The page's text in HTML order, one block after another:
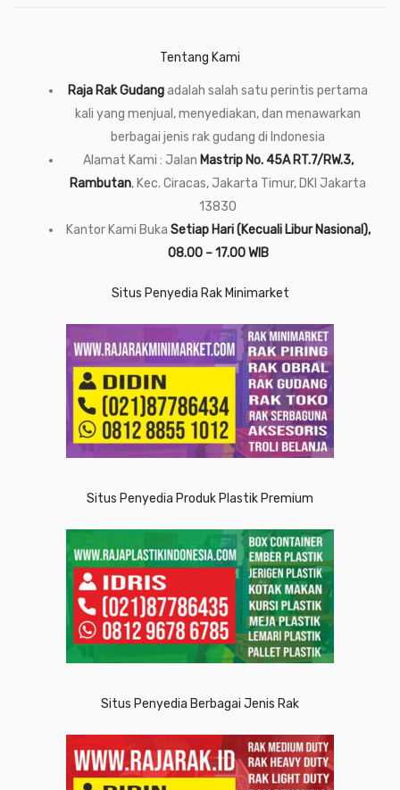
Tentang Kami
Raja Rak Gudangadalah salah satu perintis pertama
kali yang menjual, menyediakan, dan menawarkan
berbagai jenis rak gudang di Indonesia
Alamat Kami : Jalan Mastrip No. 45A RT.7/RW.3,
Rambutan, Kec. Ciracas, Jakarta Timur, DKI Jakarta
13830
Kantor Kami Buka Setiap Hari (Kecuali Libur Nasional),
08.00 – 17.00 WIB
Situs Penyedia Rak Minimarket
Situs Penyedia Produk Plastik Premium
Situs Penyedia Berbagai Jenis Rak